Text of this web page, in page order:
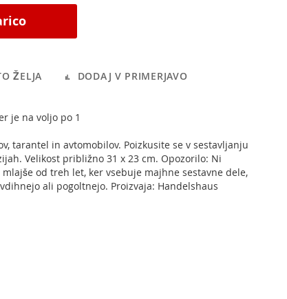
ŽELJA
DODAJ V PRIMERJAVO
je na voljo po 1
tarantel in avtomobilov. Poizkusite se v sestavljanju
Velikost približno 31 x 23 cm. Opozorilo: Ni
od treh let, ker vsebuje majhne sestavne dele,
ali pogoltnejo. Proizvaja: Handelshaus